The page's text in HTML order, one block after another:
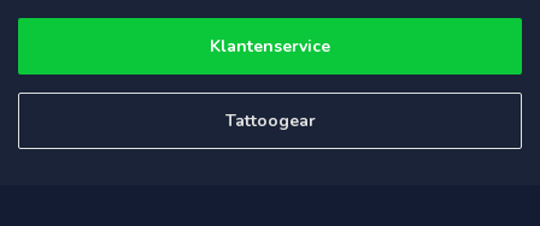
Klantenservice
Tattoogear